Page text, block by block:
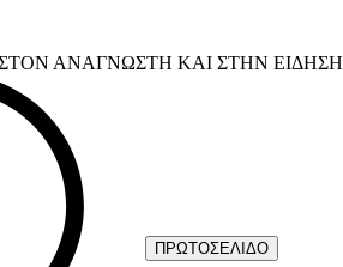
ΑΝΑΓΝΩΣΤΗ ΚΑΙ ΣΤΗΝ ΕΙΔΗΣΗ
ΠΡΩΤΟΣΕΛΙΔΟ